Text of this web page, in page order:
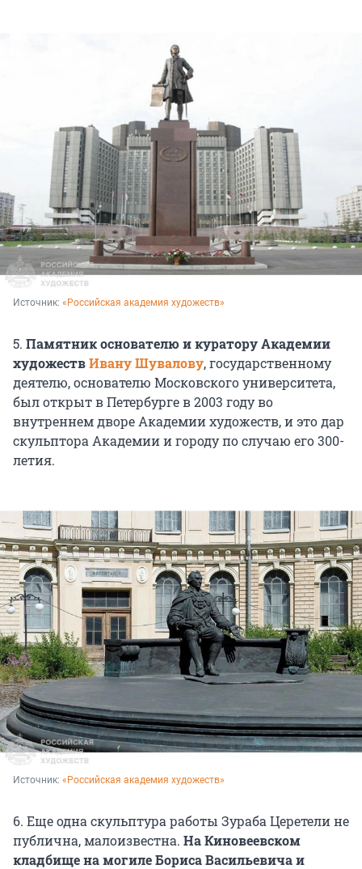
Источник: «Российская академия художеств»
5. Памятник основателю и куратору Академии
художествИвану Шувалову, государственному
деятелю, основателю Московского университета,
был открыт в Петербурге в 2003 году во
внутреннем дворе Академии художеств, и это дар
скульптора Академии и городу по случаю его 300-
летия.
Источник: «Российская академия художеств»
6. Еще одна скульптура работы Зураба Церетели не
публична, малоизвестна. На Киновеевском
кладбище на могиле Бориса Васильевича и